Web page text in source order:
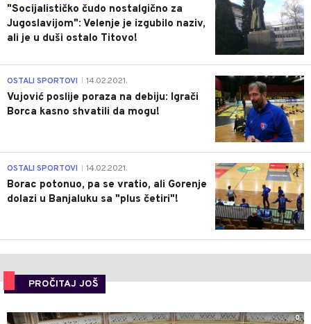
"Socijalističko čudo nostalgično za
Jugoslavijom": Velenje je izgubilo naziv,
ali je u duši ostalo Titovo!
1
OSTALI SPORTOVI 14.02.2021.
Vujović poslije poraza na debiju: Igrači
Borca kasno shvatili da mogu!
3
OSTALI SPORTOVI 14.02.2021.
Borac potonuo, pa se vratio, ali Gorenje
dolazi u Banjaluku sa "plus četiri"!
PROČITAJ JOŠ
0